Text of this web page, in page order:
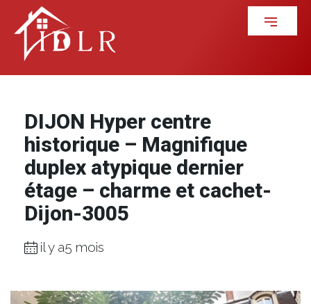
DIJON Hyper centre
historique – Magnifique
duplex atypique dernier
étage – charme et cachet-
Dijon-3005
il y a5 mois